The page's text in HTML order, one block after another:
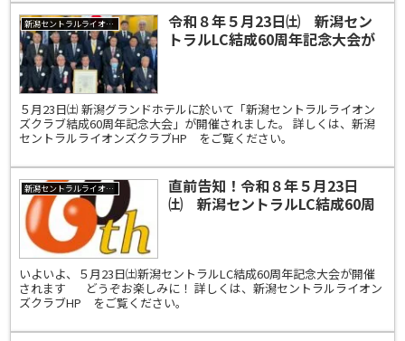
新潟セントラルライオンズクラブ
令和８年５月23日㈯ 新潟セン
トラルLC結成60周年記念大会が
５月23日㈯ 新潟グランドホテルに於いて「新潟セントラルライオン
ズクラブ結成60周年記念大会」が開催されました。 詳しくは、新潟
セントラルライオンズクラブHP をご覧ください。
新潟セントラルライオンズクラブ
直前告知！令和８年５月23日
㈯ 新潟セントラルLC結成60周
いよいよ、５月23日㈯新潟セントラルLC結成60周年記念大会が開催
されます どうぞお楽しみに！ 詳しくは、新潟セントラルライオン
ズクラブHP をご覧ください。